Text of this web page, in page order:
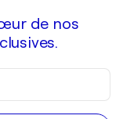
de nos